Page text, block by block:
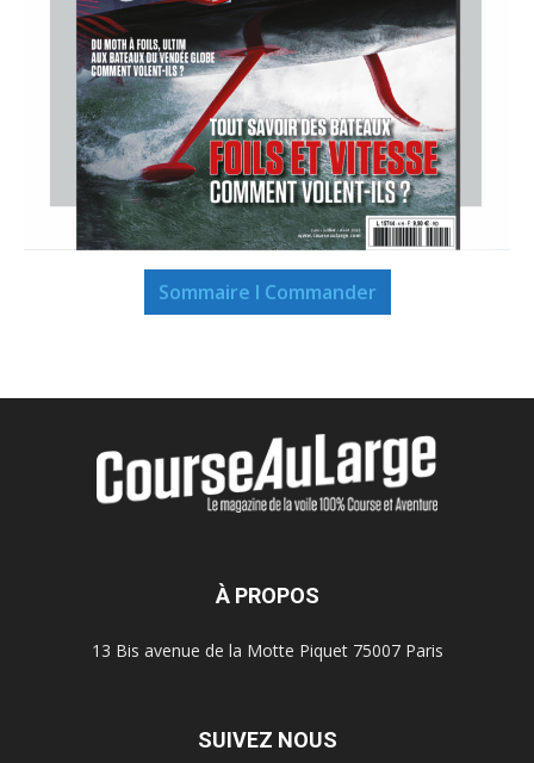
Sommaire I Commander
À PROPOS
13 Bis avenue de la Motte Piquet 75007 Paris
SUIVEZ NOUS